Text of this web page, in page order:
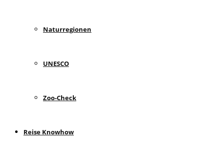
Naturregionen
UNESCO
Zoo-Check
Reise Knowhow